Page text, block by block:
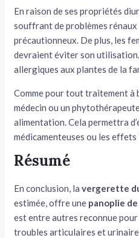
En raison de ses propriétés
souffrant de problèmes
précautionneux. De plus, les
devraient éviter son
allergiques aux plantes de la
Comme pour tout traitement à
médecin ou un
alimentation. Cela permettra
médicamenteuses ou les
Résumé
En conclusion, lavergerette
estimée, offre une panoplie
est entre autres reconnue
troubles articulaires et